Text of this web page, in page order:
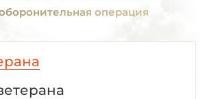
операция